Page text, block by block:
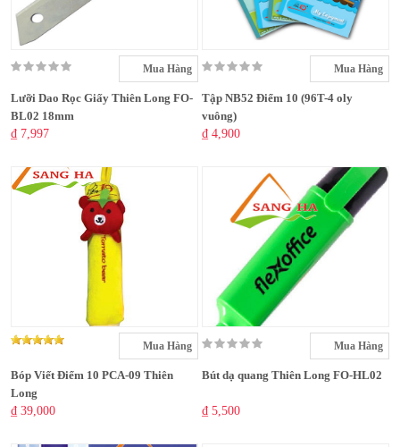
Mua Hàng
Lưỡi Dao Rọc Giấy Thiên Long FO-
BL02 18mm
₫ 7,997
Mua Hàng
Tập NB52 Điểm 10 (96T-4 oly
vuông)
₫ 4,900
Mua Hàng
Bóp Viết Điểm 10 PCA-09 Thiên
Long
₫ 39,000
Mua Hàng
Bút dạ quang Thiên Long FO-HL02
₫ 5,500